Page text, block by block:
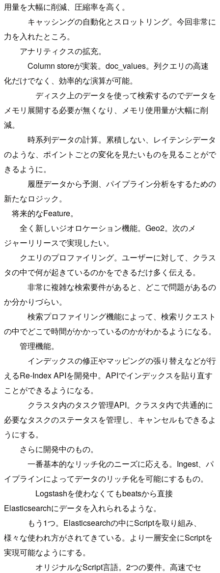
用量を大幅に削減、圧縮率を高く。
キャッシングの自動化とスロットリング。今回非常に
力を入れたところ。
アナリティクスの拡充。
Column storeが実装。doc_values。列クエリの高速
化だけでなく、効率的な演算が可能。
ディスク上のデータを使って検索するのでデータを
メモリ展開する必要が無くなり、メモリ使用量が大幅に削
減。
時系列データの計算。累積しない、レイテンシデータ
のような、ポイントごとの変化を見たいものを見ることがで
きるように。
履歴データから予測、パイプライン分析をするための
新たなロジック。
将来的なFeature。
全く新しいジオロケーション機能。Geo2。次のメ
ジャーリリースで実現したい。
クエリのプロファイリング。ユーザーに対して、クラス
タの中で何が起きているのかをできるだけ多く伝える。
非常に複雑な検索要件があると、どこで問題があるの
か分かりづらい。
検索プロファイリング機能によって、検索リクエスト
の中でどこで時間がかかっているのかがわかるようになる。
管理機能。
インデックスの修正やマッピングの張り替えなどが行
えるRe-Index APIを開発中。APIでインデックスを貼り直す
ことができるようになる。
クラスタ内のタスク管理API。クラスタ内で共通的に
必要なタスクのステータスを管理し、キャンセルもできるよ
うにする。
さらに開発中のもの。
一番基本的なリッチ化のニーズに応える。Ingest、パ
イプラインによってデータのリッチ化を可能にするもの。
Logstashを使わなくてもbeatsから直接
Elasticsearchにデータを入れられるような。
もう1つ。Elasticsearchの中にScriptを取り組み、
様々な使われ方がされてきている。より一層安全にScriptを
実現可能なようにする。
オリジナルなScript言語。2つの要件。高速でセ